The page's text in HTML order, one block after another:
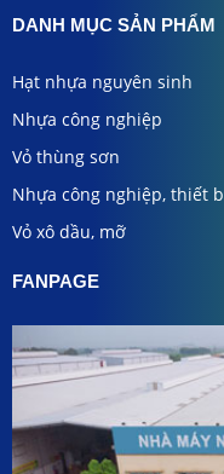
DANH MỤC SẢN PHẨM
Hạt nhựa nguyên sinh
Nhựa công nghiệp
Vỏ thùng sơn
Nhựa công nghiệp, thiết
Vỏ xô dầu, mỡ
FANPAGE